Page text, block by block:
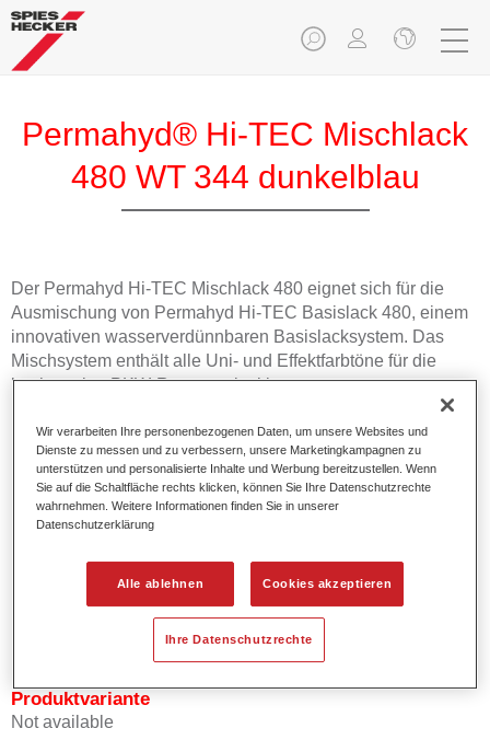
Permahyd® Hi-TEC Mischlack
480 WT 344 dunkelblau
Der Permahyd Hi-TEC Mischlack 480 eignet sich für die
Ausmischung von Permahyd Hi-TEC Basislack 480, einem
innovativen wasserverdünnbaren Basislacksystem. Das
Mischsystem enthält alle Uni- und Effektfarbtöne für die
hochwertige PKW-Reparaturlackierung.
Produktmerkmale
Einfach und schnell zu verarbeiten.
Bietet eine hohe Farbtongenauigkeit und gleichmäßige
Effektausrichtung.
Fördert kurze Prozesszeiten.
Ermöglicht einfaches und sicheres Einlackieren.
Kann variabel eingesetzt werden, z.B. für Innenraum-,
Mehrschicht- und Mehrfarbenlackierungen.
Produktvariante
Not available
Wir verarbeiten Ihre personenbezogenen Daten, um unsere Websites und
Dienste zu messen und zu verbessern, unsere Marketingkampagnen zu
unterstützen und personalisierte Inhalte und Werbung bereitzustellen. Wenn
Sie auf die Schaltfläche rechts klicken, können Sie Ihre Datenschutzrechte
wahrnehmen. Weitere Informationen finden Sie in unserer
Datenschutzerklärung
Alle ablehnen Cookies akzeptieren
Ihre Datenschutzrechte